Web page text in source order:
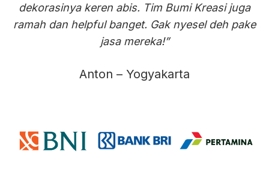
dekorasinya keren abis. Tim Bumi Kreasi juga
ramah dan helpful banget. Gak nyesel deh pake
jasa mereka!”
Anton – Yogyakarta